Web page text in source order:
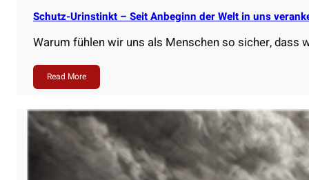
Schutz-Urinstinkt – Seit Anbeginn der Welt in uns
Warum fühlen wir uns als Menschen so sicher, dass
Read More